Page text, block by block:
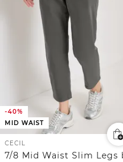
-40%
MID WAIST
CECIL